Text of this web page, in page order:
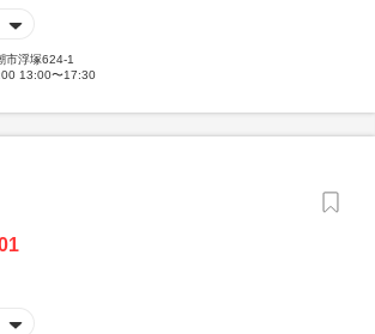
市浮塚624-1
13:00〜17:30